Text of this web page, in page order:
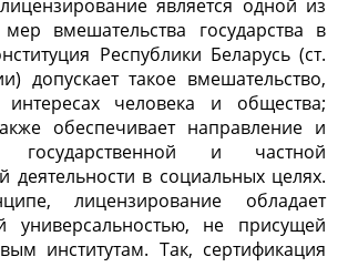
является одной из
вмешательства государства в
Республики Беларусь (ст.
допускает такое вмешательство,
человека и общества;
обеспечивает направление и
государственной и частной
деятельности в социальных целях.
лицензирование обладает
универсальностью, не присущей
институтам. Так, сертификация